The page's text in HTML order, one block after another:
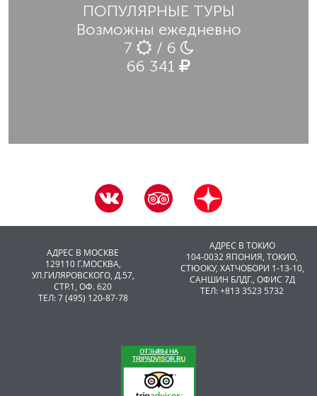
ПОПУЛЯРНЫЕ ТУРЫ
Возможны ежедневно
7
/ 6
66 341
АДРЕС В МОСКВЕ
129110 Г.МОСКВА,
УЛ.ГИЛЯРОВСКОГО, Д.57,
СТР.1, ОФ. 620
ТЕЛ: 7 (495) 120-87-78
АДРЕС В ТОКИО
104-0032 ЯПОНИЯ, ТОКИО,
CТЮОКУ, ХАТЧОБОРИ 1-13-10,
САНШИН БЛДГ., ОФИС 7Д
ТЕЛ: +813 3523 5732